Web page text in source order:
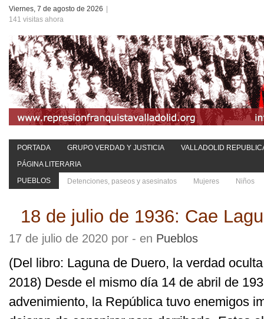
Viernes, 7 de agosto de 2026
141 visitas ahora
PORTADA GRUPO VERDAD Y JUSTICIA
VALLADOLID
PÁGINA LITERARIA
PUEBLOS
Detenciones, paseos y asesinatos Mujeres Niños
18 de julio de 1936: Cae
17 de julio de 2020 por - en Pueblos
(Del libro: Laguna de Duero, la verdad
2018) Desde el mismo día 14 de abril de
advenimiento, la República tuvo enemigos